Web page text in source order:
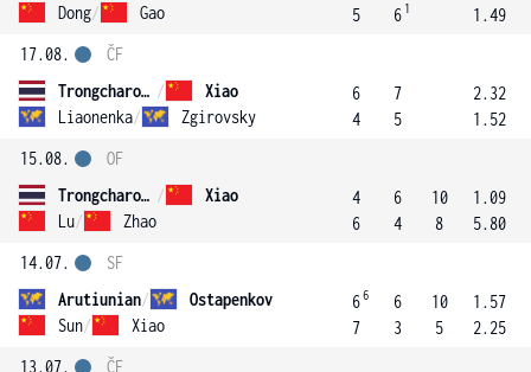
Dong/ Gao
5
6 1
1.49
17.08.
Trongcharoenchaikul /
Xiao
Liaonenka/ Zgirovsky
ČF
6
4
7
5
2.32
1.52
15.08.
Trongcharoenchaikul /
Xiao
Lu/ Zhao
OF
4
6
6
4
10
8
1.09
5.80
14.07.
Arutiunian/
Ostapenkov
Sun/ Xiao
SF
66
7
6
3
10
5
1.57
2.25
13.07.
ČF